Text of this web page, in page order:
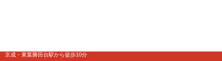
京成・東葉勝田台駅から徒歩10分